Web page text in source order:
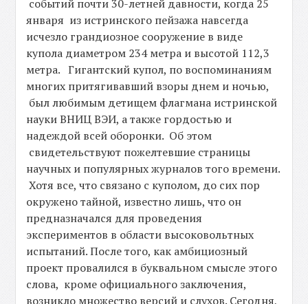
событий почти 30-летней давности, когда 25
января из истринского пейзажа навсегда
исчезло грандиозное сооружение в виде
купола диаметром 234 метра и высотой 112,3
метра. Гигантский купол, по воспоминаниям
многих притягивавший взоры днем и ночью,
был любимым детищем флагмана истринской
науки ВНИЦ ВЭИ, а также гордостью и
надеждой всей оборонки. Об этом
свидетельствуют пожелтевшие страницы
научных и популярных журналов того времени.
Хотя все, что связано с куполом, до сих пор
окружено тайной, известно лишь, что он
предназначался для проведения
экспериментов в области высоковольтных
испытаний. После того, как амбициозный
проект провалился в буквальном смысле этого
слова, кроме официального заключения,
возникло множество версий и слухов. Сегодня,